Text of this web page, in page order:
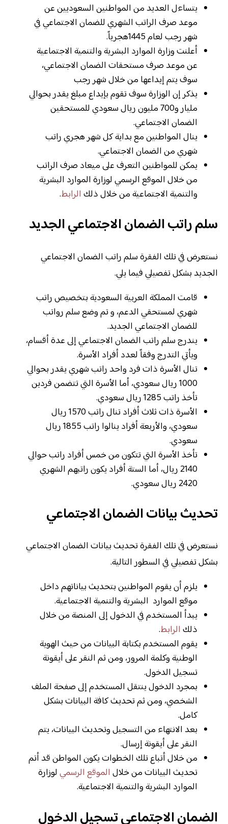
يتساءل العديد من المواطنين السعوديين عن
موعد صرف الراتب الشهري للضمان الاجتماعي في
شهر رجب لعام 1445هجرياً.
أعلنت وزارة الموارد البشرية والتنمية الاجتماعية
عن موعد صرف مستحقات الضمان الاجتماعي،
سوف يتم إيداعها من خلال شهر رجب
يذكر إن الوزارة سوف تقوم بإيداع مبلغ يقدر بحوالي
مليار و700 مليون ريال سعودي للمستحقين
الضمان الاجتماعي.
ينال المواطنين مع بداية كل شهر هجري راتب
شهري من الضمان الاجتماعي.
يمكن للمواطنين التعرف على ميعاد صرف الراتب
من خلال الموقع الرسمي لوزارة الموارد البشرية
والتنمية الاجتماعية من خلال ذلك الرابط.
سلم راتب الضمان الاجتماعي الجديد
نستعرض في تلك الفقرة سلم راتب الضمان الاجتماعي
الجديد بشكل تفصيلي فيما يلي.
قامت المملكة العربية السعودية بتخصيص راتب
شهري لمستحقي الدعم، و تم وضع سلم رواتب
للضمان الاجتماعي الجديد.
يندرج سلم راتب الضمان الاجتماعي إلى عدة أقسام،
ويأتي التدرج وفقاً لعدد أفراد الأسرة.
تنال الأسرة ذات فرد واحد راتب شهري يقدر بحوالي
1000 ريال سعودي، أما الأسرة التي تتضمن فردين
تأخذ راتب 1285 ريال سعودي.
الأسرة ذات ثلاث أفراد تنال راتب 1570 ريال
سعودي، والأربعة أفراد ينالوا راتب 1855 ريال
سعودي.
تأخذ الأسرة التي تتكون من خمس أفراد راتب حوالي
2140 ريال، أما الستة أفراد يكون راتبهم الشهري
2420 ريال سعودي.
تحديثبياناتالضمان الاجتماعي
نستعرض في تلك الفقرة تحديث بيانات الضمان الاجتماعي
بشكل تفصيلي في السطور التالية.
يلزم أن يقوم المواطنين بتحديث بياناتهم داخل
موقع الموارد البشرية والتنمية الاجتماعية.
يبدأ المستخدم في الدخول إلى المنصة من خلال
ذلك الرابط.
يقوم المستخدم بكتابة البيانات من حيث الهوية
الوطنية وكلمة المرور، ومن ثم النقر على أيقونة
تسجيل الدخول.
بمجرد الدخول ينتقل المستخدم إلى صفحة الملف
الشخصي، ومن ثم تحديث كافة البيانات بشكل
كامل.
بعد الانتهاء من التسجيل وتحديث البيانات، يتم
النقر على أيقونة إرسال.
من خلال أتباع تلك الخطوات يكون المواطن قد أتم
تحديث البيانات من خلال الموقع الرسميلوزارة
الموارد البشرية والتنمية الاجتماعية.
الضمان الاجتماعي تسجيل الدخول